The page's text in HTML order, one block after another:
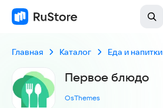
Главная Каталог Еда и напитки
Первое блюдо
OsThemes